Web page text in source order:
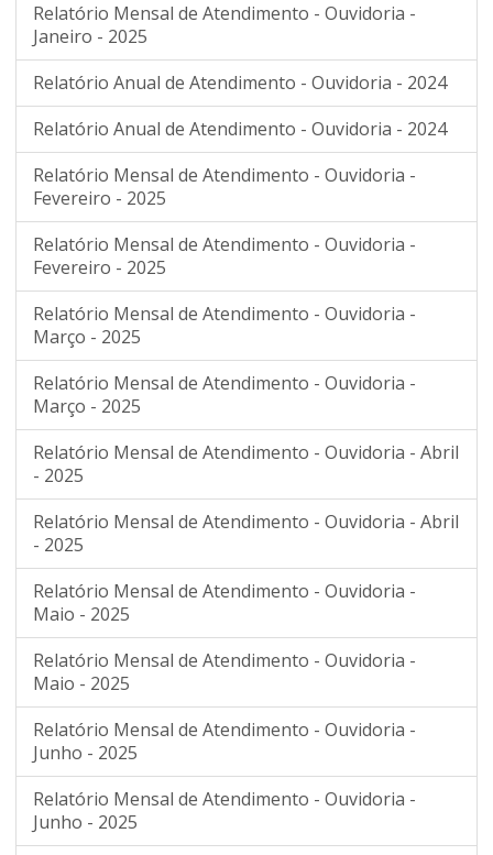
Relatório Mensal de Atendimento - Ouvidoria -
Janeiro - 2025
Relatório Anual de Atendimento - Ouvidoria - 2024
Relatório Anual de Atendimento - Ouvidoria - 2024
Relatório Mensal de Atendimento - Ouvidoria -
Fevereiro - 2025
Relatório Mensal de Atendimento - Ouvidoria -
Fevereiro - 2025
Relatório Mensal de Atendimento - Ouvidoria -
Março - 2025
Relatório Mensal de Atendimento - Ouvidoria -
Março - 2025
Relatório Mensal de Atendimento - Ouvidoria - Abril
- 2025
Relatório Mensal de Atendimento - Ouvidoria - Abril
- 2025
Relatório Mensal de Atendimento - Ouvidoria -
Maio - 2025
Relatório Mensal de Atendimento - Ouvidoria -
Maio - 2025
Relatório Mensal de Atendimento - Ouvidoria -
Junho - 2025
Relatório Mensal de Atendimento - Ouvidoria -
Junho - 2025